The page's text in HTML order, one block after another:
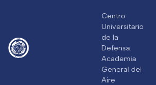
Centro
Universitario
de la
Defensa.
Academia
General del
Aire